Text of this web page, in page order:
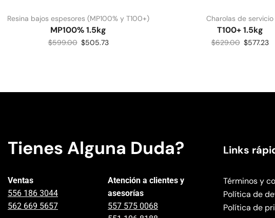
Resina bajos espesores (MP100% y T100+)
MP100% 1.5kg
$599.00 $505.73
Charolas de servicio
T100+ 1.5kg
$629.00 $577.23
Tienes Alguna Duda?
Ventas
556 186 3044
562 669 5657
Atención a clientes y
asesorías
557 575 0068
Links
Términos y
Política de
Política de